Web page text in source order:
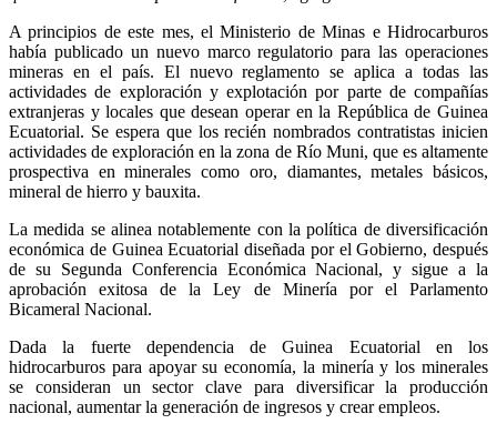
A principios de este mes, el Ministerio de Minas e Hidrocarburos
había publicado un nuevo marco regulatorio para las operaciones
mineras en el país. El nuevo reglamento se aplica a todas las
actividades de exploración y explotación por parte de compañías
extranjeras y locales que desean operar en la República de Guinea
Ecuatorial. Se espera que los recién nombrados contratistas inicien
actividades de exploración en la zona de Río Muni, que es altamente
prospectiva en minerales como oro, diamantes, metales básicos,
mineral de hierro y bauxita.
La medida se alinea notablemente con la política de diversificación
económica de Guinea Ecuatorial diseñada por el Gobierno, después
de su Segunda Conferencia Económica Nacional, y sigue a la
aprobación exitosa de la Ley de Minería por el Parlamento
Bicameral Nacional.
Dada la fuerte dependencia de Guinea Ecuatorial en los
hidrocarburos para apoyar su economía, la minería y los minerales
se consideran un sector clave para diversificar la producción
nacional, aumentar la generación de ingresos y crear empleos.